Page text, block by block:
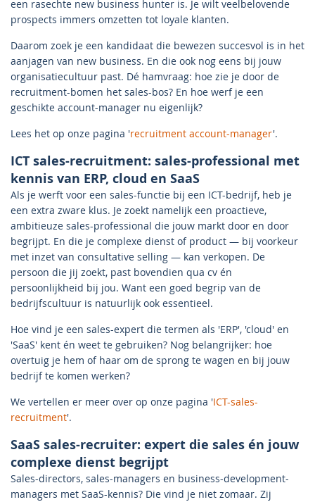
een rasechte new business hunter is. Je wilt veelbelovende
prospects immers omzetten tot loyale klanten.
Daarom zoek je een kandidaat die bewezen succesvol is in het
aanjagen van new business. En die ook nog eens bij jouw
organisatiecultuur past. Dé hamvraag: hoe zie je door de
recruitment-bomen het sales-bos? En hoe werf je een
geschikte account-manager nu eigenlijk?
Lees het op onze pagina 'recruitment account-manager'.
ICT sales-recruitment: sales-professional met
kennis van ERP, cloud en SaaS
Als je werft voor een sales-functie bij een ICT-bedrijf, heb je
een extra zware klus. Je zoekt namelijk een proactieve,
ambitieuze sales-professional die jouw markt door en door
begrijpt. En die je complexe dienst of product — bij voorkeur
met inzet van consultative selling — kan verkopen. De
persoon die jij zoekt, past bovendien qua cv én
persoonlijkheid bij jou. Want een goed begrip van de
bedrijfscultuur is natuurlijk ook essentieel.
Hoe vind je een sales-expert die termen als 'ERP', 'cloud' en
'SaaS' kent én weet te gebruiken? Nog belangrijker: hoe
overtuig je hem of haar om de sprong te wagen en bij jouw
bedrijf te komen werken?
We vertellen er meer over op onze pagina 'ICT-sales-
recruitment'.
SaaS sales-recruiter: expert die sales én jouw
complexe dienst begrijpt
Sales-directors, sales-managers en business-development-
managers met SaaS-kennis? Die vind je niet zomaar. Zij